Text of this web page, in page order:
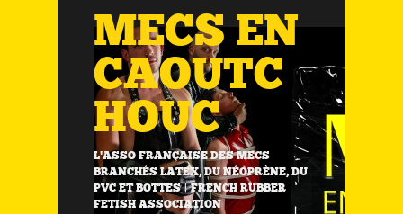
MECS EN
CAOUTC
HOUC
L'ASSO FRANÇAISE DES MECS
BRANCHÉS LATEX, DU NÉOPRÈNE, DU
PVC ET BOTTES | FRENCH RUBBER
FETISH ASSOCIATION